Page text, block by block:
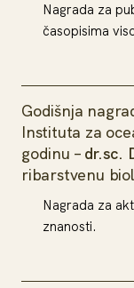
Nagrada za
časopisima
Godišnja
Instituta za
godinu – dr.sc.
ribarstvenu
Nagrada za
znanosti.